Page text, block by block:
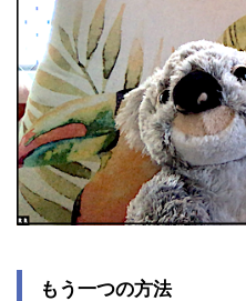
もう一つの方法